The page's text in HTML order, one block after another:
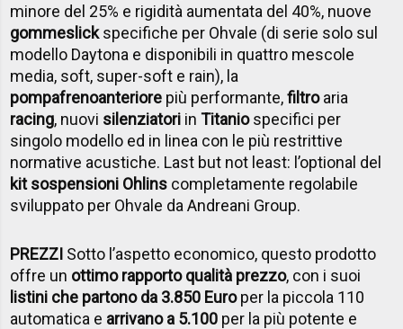
minore del 25% e rigidità aumentata del 40%, nuove
gommeslickspecifiche per Ohvale (di serie solo sul
modello Daytona e disponibili in quattro mescole
media, soft, super-soft e rain), la
pompafrenoanteriore più performante,filtroaria
racing, nuovi silenziatori inTitaniospecifici per
singolo modello ed in linea con le più restrittive
normative acustiche. Last but not least: l’optional del
kit sospensioni Ohlins completamente regolabile
sviluppato per Ohvale da Andreani Group.
PREZZI Sotto l’aspetto economico, questo prodotto
offre un ottimo rapporto qualità prezzo, con i suoi
listini che partono da 3.850 Europer la piccola 110
automatica e arrivano a 5.100 per la più potente e